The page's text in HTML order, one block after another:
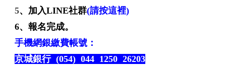
5、加入LINE社群(請按這裡)
6、報名完成。
手機網銀繳費帳號：
京城銀行 (054) 044 1250 26203